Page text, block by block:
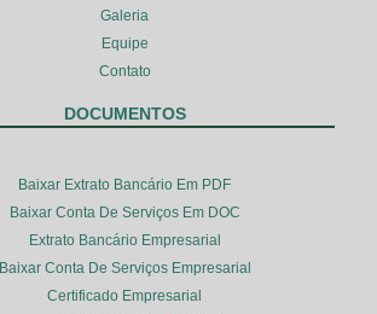
Galeria
Equipe
Contato
DOCUMENTOS
Baixar Extrato Bancário Em PDF
Baixar Conta De Serviços Em DOC
Extrato Bancário Empresarial
Baixar Conta De Serviços Empresarial
Certificado Empresarial